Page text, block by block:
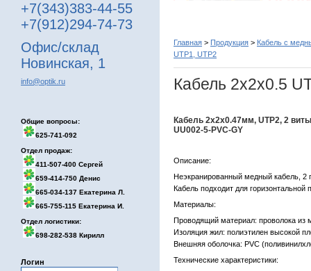
+7(343)383-44-55
+7(912)294-74-73
Офис/склад
Новинская, 1
info@optik.ru
Общие вопросы:
625-741-092
Отдел продаж:
411-507-400 Сергей
659-414-750 Денис
665-034-137 Екатерина Л.
665-755-115 Екатерина И.
Отдел логистики:
698-282-538 Кирилл
Логин
Главная > Продукция > Кабель с
UTP1, UTP2
Кабель 2х2х0.5
Кабель 2х2х0.47мм, UTP2, 2
UU002-5-PVC-GY
Описание:
Неэкранированный медный кабель, 2
Кабель подходит для горизонтальной
Материалы:
Проводящий материал: проволока из
Изоляция жил: полиэтилен высокой
Внешняя оболочка: PVC
Технические характеристики: